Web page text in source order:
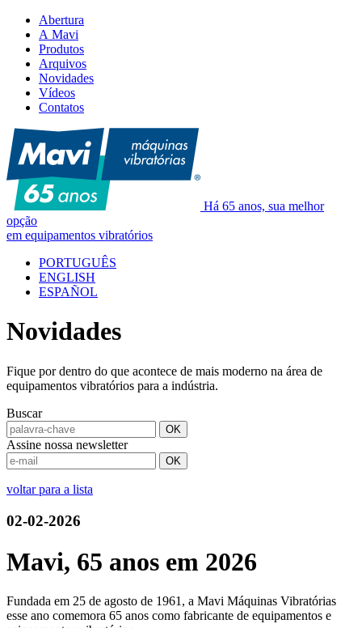
Abertura
A Mavi
Produtos
Arquivos
Novidades
Vídeos
Contatos
Há 65 anos, sua melhor
opção
em equipamentos vibratórios
PORTUGUÊS
ENGLISH
ESPAÑOL
Novidades
Fique por dentro do que acontece de mais moderno na área de
equipamentos vibratórios para a indústria.
Buscar
Assine nossa newsletter
voltar para a lista
02-02-2026
Mavi, 65 anos em 2026
Fundada em 25 de agosto de 1961, a Mavi Máquinas Vibratórias
esse ano comemora 65 anos como fabricante de equipamentos e